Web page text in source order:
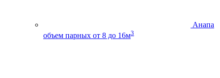
Анапа
объем парных от 8 до 16м3